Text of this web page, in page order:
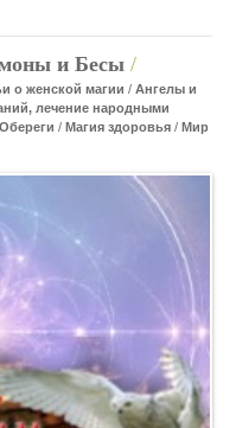
и Бесы /
о женской магии / Ангелы и
лечение народными
/ Магия здоровья / Мир